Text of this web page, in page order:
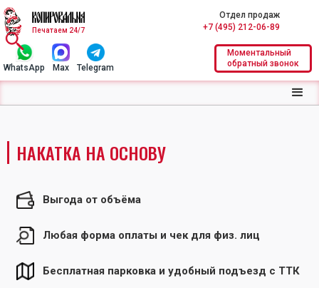
Печатаем 24/7
Отдел продаж
+7 (495) 212-06-89
WhatsApp Max Telegram
Моментальный
обратный звонок
НАКАТКА НА ОСНОВУ
Выгода от объёма
Любая форма оплаты и чек для физ. лиц
Бесплатная парковка и удобный подъезд с ТТК